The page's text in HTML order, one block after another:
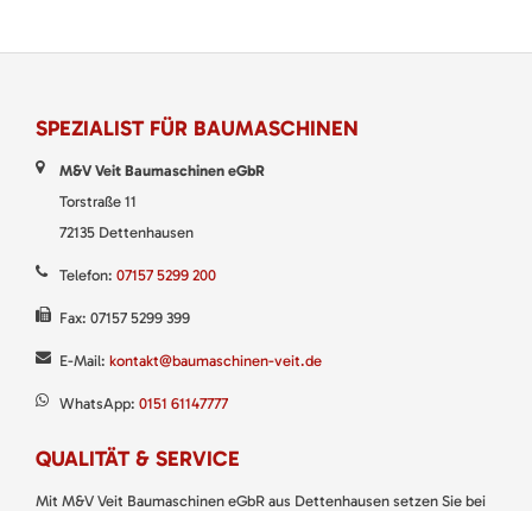
SPEZIALIST FÜR BAUMASCHINEN
M&V Veit Baumaschinen eGbR
Torstraße 11
72135 Dettenhausen
Telefon: 07157 5299 200
Fax: 07157 5299 399
E-Mail: kontakt@baumaschinen-veit.de
WhatsApp: 0151 61147777
QUALITÄT & SERVICE
Mit M&V Veit Baumaschinen eGbR aus Dettenhausen setzen Sie bei